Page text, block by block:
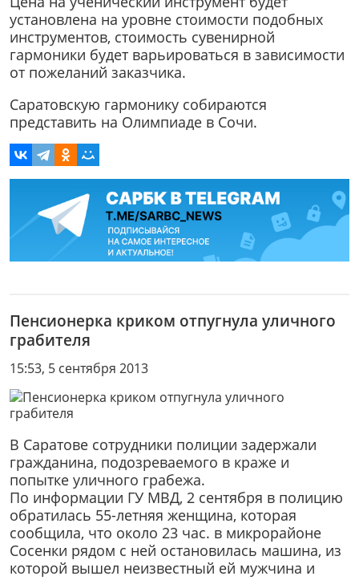
установлена на уровне стоимости подобных
инструментов, стоимость сувенирной
гармоники будет варьироваться в зависимости
от пожеланий заказчика.
Саратовскую гармонику собираются
представить на Олимпиаде в Сочи.
Пенсионерка криком отпугнула уличного
грабителя
15:53, 5 сентября 2013
В Саратове сотрудники полиции задержали
гражданина, подозреваемого в краже и
попытке уличного грабежа.
По информации ГУ МВД, 2 сентября в полицию
обратилась 55-летняя женщина, которая
сообщила, что около 23 час. в микрорайоне
Сосенки рядом с ней остановилась машина, из
которой вышел неизвестный ей мужчина и